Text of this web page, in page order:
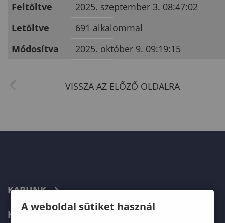
Feltöltve
2025. szeptember 3. 08:47:02
Letöltve
691 alkalommal
Módosítva
2025. október 9. 09:19:15
KARUNK
KÉPZÉSEK
A weboldal sütiket használ